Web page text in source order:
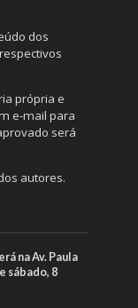
dos
própria e
e-mail para
será
autores.
na Av. Paula
sábado, 8